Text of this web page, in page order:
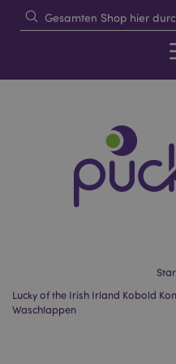
Lucky of the Irish Irland Kobold
Waschlappen